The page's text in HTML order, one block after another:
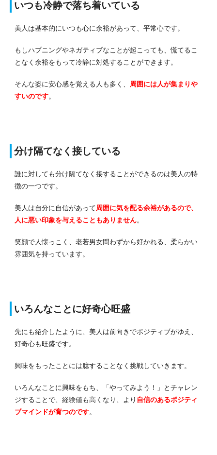
いつも冷静で落ち着いている
美人は基本的にいつも心に余裕があって、平常心です。
もしハプニングやネガティブなことが起こっても、慌てるこ
となく余裕をもって冷静に対処することができます。
そんな姿に安心感を覚える人も多く、 周囲には人が集まりや
すいのです。
分け隔てなく接している
誰に対しても分け隔てなく接することができるのは美人の特
徴の一つです。
美人は自分に自信があって周囲に気を配る余裕があるので、
人に悪い印象を与えることもありません。
笑顔で人懐っこく、老若男女問わずから好かれる、柔らかい
雰囲気を持っています。
いろんなことに好奇心旺盛
先にも紹介したように、美人は前向きでポジティブがゆえ、
好奇心も旺盛です。
興味をもったことには臆することなく挑戦していきます。
いろんなことに興味をもち、「やってみよう！」とチャレン
ジすることで、経験値も高くなり、より 自信のあるポジティ
ブマインドが育つのです。